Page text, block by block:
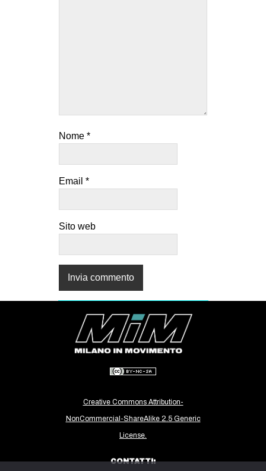
Nome *
Email *
Sito web
Creative Commons Attribution-
NonCommercial-ShareAlike 2.5 Generic
License.
CONTATTI: